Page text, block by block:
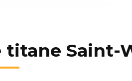
titane Saint-